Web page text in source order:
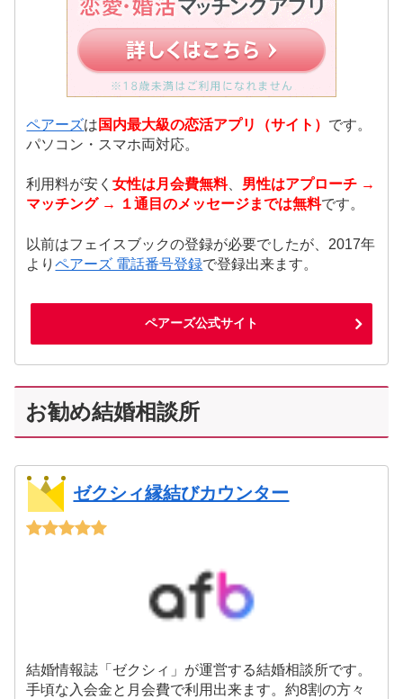
ペアーズは 国内最大級の恋活アプリ（サイト） です。
パソコン・スマホ両対応。
利用料が安く女性は月会費無料、 男性はアプローチ →
マッチング → １通目のメッセージまでは無料です。
以前はフェイスブックの登録が必要でしたが、2017年
よりペアーズ 電話番号登録で登録出来ます。
ペアーズ公式サイト
お勧め結婚相談所
ゼクシィ縁結びカウンター
結婚情報誌「ゼクシィ」が運営する結婚相談所です。
手頃な入会金と月会費で利用出来ます。約8割の方々